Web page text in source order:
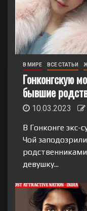
В МИРЕ ВСЕ СТАТЬИ
Гонконгскую
бывшие
10.03.2023
В Гонконге экс-
Чой
девушку...